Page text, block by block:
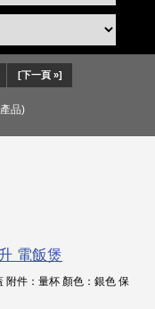
[下一頁 »]
品)
電飯煲
附件：量杯 顏色：銀色 保